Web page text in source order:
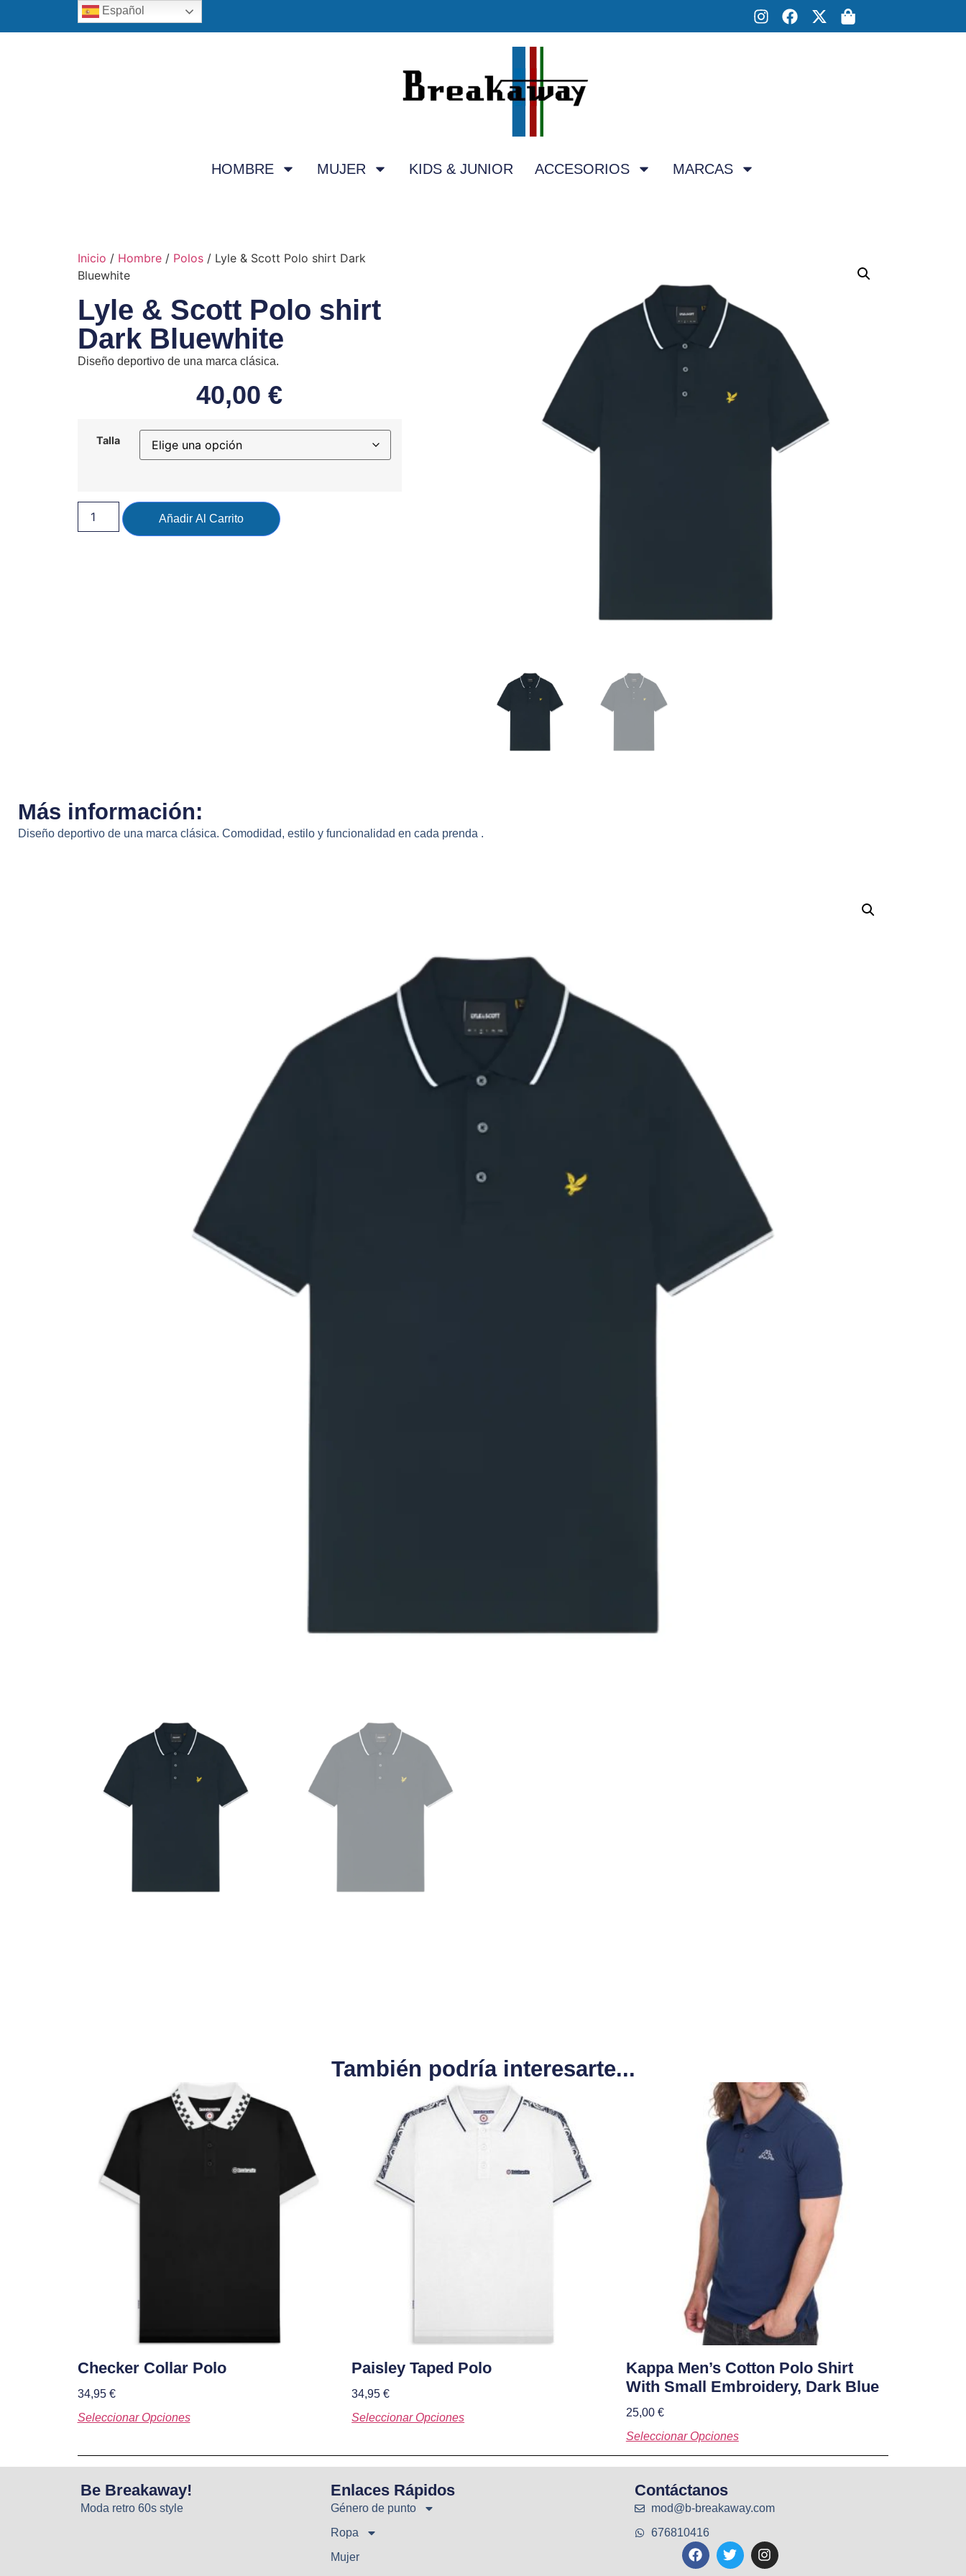
HOMBRE MUJER KIDS & JUNIOR ACCESORIOS MARCAS
Inicio / Hombre/ Polos/ Lyle & Scott Polo shirt Dark
Bluewhite
Lyle & Scott Polo shirt
Dark Bluewhite
Diseño deportivo de una marca clásica.
40,00€
Talla
Añadir Al Carrito
Más información:
Diseño deportivo de una marca clásica. Comodidad, estilo y funcionalidad en cada prenda .
También podría interesarte...
Checker Collar Polo
34,95 €
Seleccionar Opciones
Paisley Taped Polo
34,95€
Seleccionar Opciones
Kappa Men’s Cotton Polo Shirt
With Small Embroidery, Dark Blue
25,00 €
Seleccionar Opciones
Be Breakaway!
Moda retro 60s style
Enlaces Rápidos
Género de punto
Ropa
Mujer
Contáctanos
mod@b-breakaway.com
676810416
Español